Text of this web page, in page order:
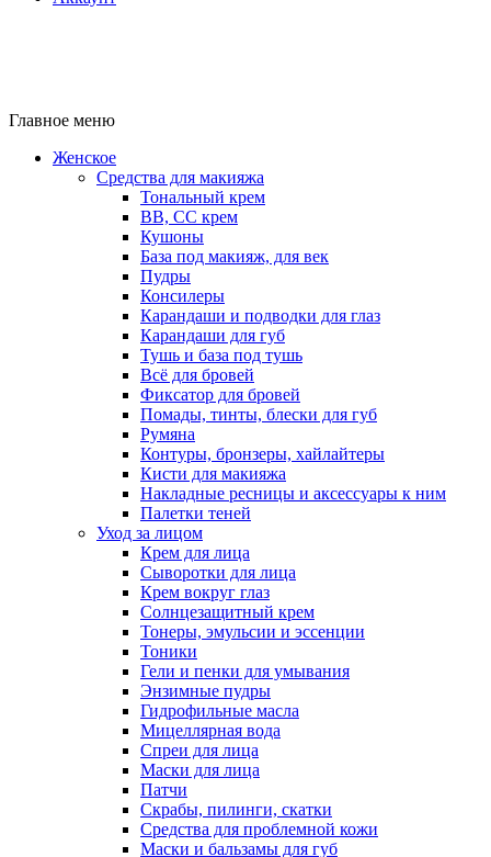
Главное меню
Женское
Средства для макияжа
Тональный крем
BB, CC крем
Кушоны
База под макияж, для век
Пудры
Консилеры
Карандаши и подводки для глаз
Карандаши для губ
Тушь и база под тушь
Всё для бровей
Фиксатор для бровей
Помады, тинты, блески для губ
Румяна
Контуры, бронзеры, хайлайтеры
Кисти для макияжа
Накладные ресницы и аксессуары к ним
Палетки теней
Уход за лицом
Крем для лица
Сыворотки для лица
Крем вокруг глаз
Солнцезащитный крем
Тонеры, эмульсии и эссенции
Тоники
Гели и пенки для умывания
Энзимные пудры
Гидрофильные масла
Мицеллярная вода
Спреи для лица
Маски для лица
Патчи
Скрабы, пилинги, скатки
Средства для проблемной кожи
Маски и бальзамы для губ